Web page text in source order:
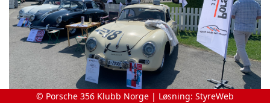
© Porsche 356 Klubb Norge | Løsning: StyreWeb